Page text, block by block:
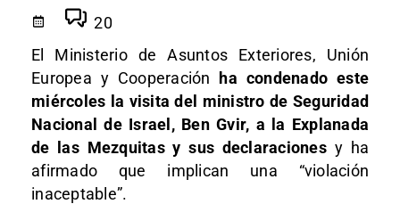
20
El Ministerio de Asuntos Exteriores, Unión
Europea y Cooperación
ha condenado este
miércoles la visita del ministro de Seguridad
Nacional de Israel, Ben Gvir, a la Explanada
de las Mezquitas y sus declaracionesy ha
afirmado que implican una “violación
inaceptable”.